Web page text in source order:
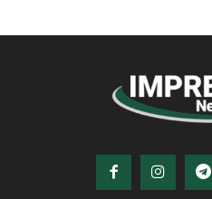
© Imprensa News
CNPJ: